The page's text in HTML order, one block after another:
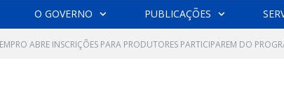
O GOVERNO PUBLICAÇÕES
ABRE INSCRIÇÕES PARA PRODUTORES PARTICIPAREM DO